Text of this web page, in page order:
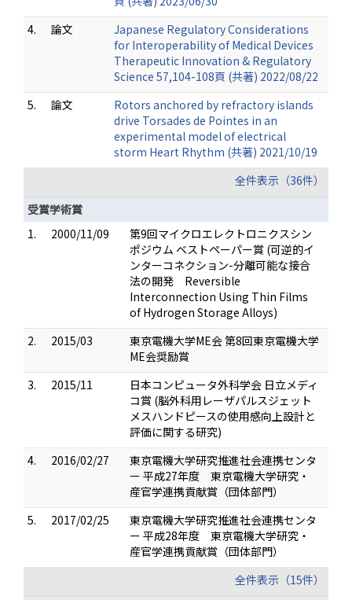
4.
論文
Japanese Regulatory Considerations
for Interoperability of Medical Devices
Therapeutic Innovation & Regulatory
Science 57,104-108頁 (共著) 2022/08/22
5.
論文
Rotors anchored by refractory islands
drive Torsades de Pointes in an
experimental model of electrical
storm Heart Rhythm (共著) 2021/10/19
全件表示（36件）
受賞学術賞
1.
2000/11/09
第9回マイクロエレクトロニクスシン
ポジウム ベストペーパー賞 (可逆的イ
ンターコネクション-分離可能な接合
法の開発 Reversible
Interconnection Using Thin Films
of Hydrogen Storage Alloys)
2.
2015/03
東京電機大学ME会 第8回東京電機大学
ME会奨励賞
3.
2015/11
日本コンピュータ外科学会 日立メディ
コ賞 (脳外科用レーザパルスジェット
メスハンドピースの使用感向上設計と
評価に関する研究)
4.
2016/02/27
東京電機大学研究推進社会連携センタ
ー 平成27年度 東京電機大学研究・
産官学連携貢献賞（団体部門）
5.
2017/02/25
東京電機大学研究推進社会連携センタ
ー 平成28年度 東京電機大学研究・
産官学連携貢献賞（団体部門）
全件表示（15件）